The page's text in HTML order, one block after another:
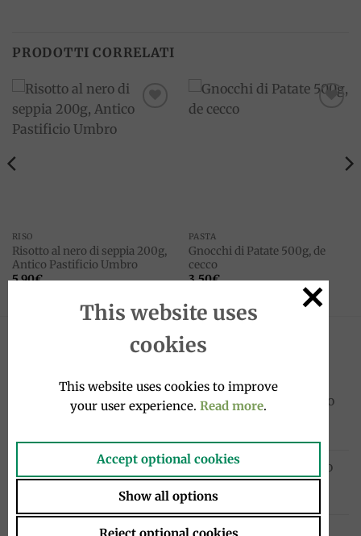
PRODOTTI CORRELATI
RISO
Risotto al nero di seppia 200g,
Antico Pastificio Umbro
5.90€
PASTA
Gnocchi di Patate 500g, de
cecco
3.50€
Sanpellegrino Chinò Extra Lime e Zenzero
33cl, San Pellegrino
Cocktail in bottiglia 4x20cl, Sanpellegrino
Chinotto in bottiglia 4x275ml, Lurisia
This website uses
cookies
This website uses cookies to improve
your user experience. Read more.
Accept optional cookies
Show all options